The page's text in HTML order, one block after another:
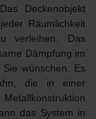
Deckenobjekt
Räumlichkeit
verleihen. Das
Dämpfung im
wünschen. Es
die in einer
das System in